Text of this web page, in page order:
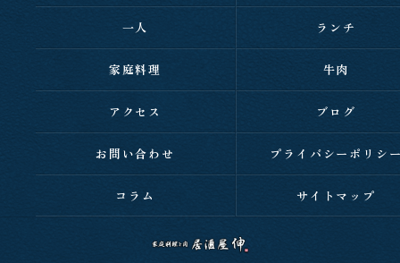
一人 ランチ
家庭料理 牛肉
アクセス ブログ
お問い合わせ プライバシーポリシ
コラム サイトマップ